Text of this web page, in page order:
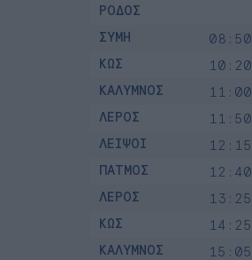
ΡΟΔΟΣ
ΣΥΜΗ
08:50
ΚΩΣ
10:20
ΚΑΛΥΜΝΟΣ
11:00
ΛΕΡΟΣ
11:50
ΛΕΙΨΟΙ
12:15
ΠΑΤΜΟΣ
12:40
ΛΕΡΟΣ
13:25
ΚΩΣ
14:25
ΚΑΛΥΜΝΟΣ
15:05